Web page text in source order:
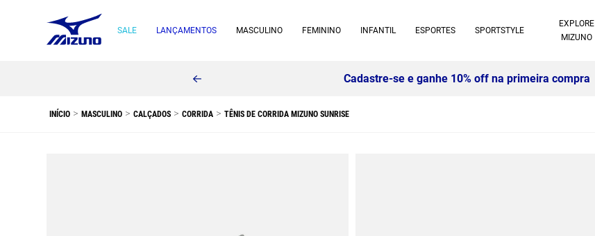
SALE LANÇAMENTOS MASCULINO FEMININO INFANTIL ESPORTES SPORTSTYLE
EXPLORE
MIZUNO
Cadastre-se e ganhe 10% off na primeira compra
MASCULINO CALÇADOS CORRIDA TÊNIS DE CORRIDA MIZUNO SUNRISE